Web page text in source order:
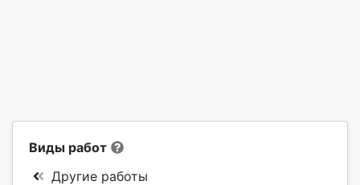
Виды работ
Другие работы